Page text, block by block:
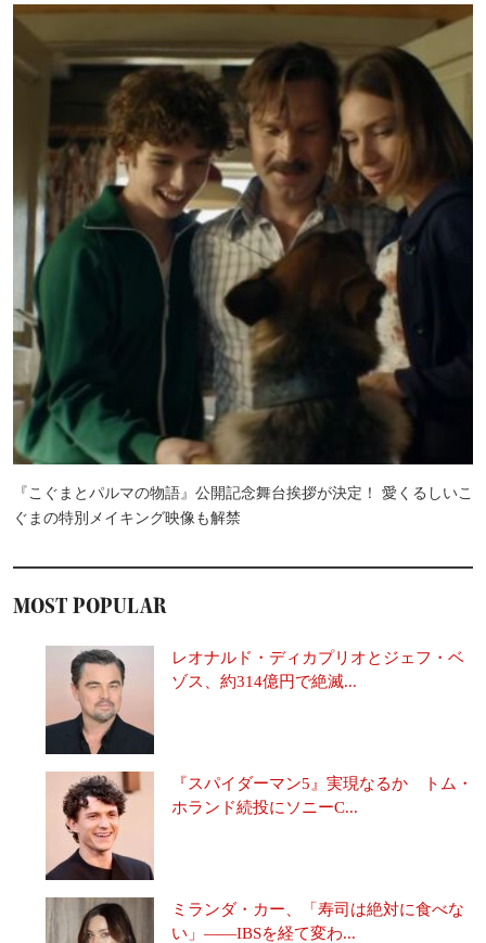
『こぐまとパルマの物語』公開記念舞台挨拶が決定！ 愛くるしいこ
ぐまの特別メイキング映像も解禁
MOST POPULAR
レオナルド・ディカプリオとジェフ・ベ
ゾス、約314億円で絶滅...
『スパイダーマン5』実現なるか トム・
ホランド続投にソニーC...
ミランダ・カー、「寿司は絶対に食べな
い」――IBSを経て変わ...